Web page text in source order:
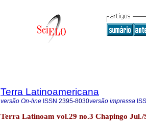
Terra Latinoamericana
versão On-line ISSN 2395-8030versão impressa
Terra Latinoam vol.29 no.3 Chapingo Jul./